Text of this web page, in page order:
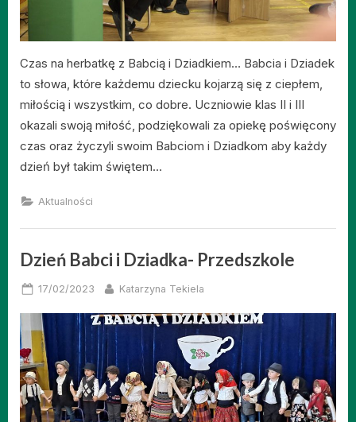
Czas na herbatkę z Babcią i Dziadkiem… Babcia i Dziadek
to słowa, które każdemu dziecku kojarzą się z ciepłem,
miłością i wszystkim, co dobre. Uczniowie klas II i III
okazali swoją miłość, podziękowali za opiekę poświęcony
czas oraz życzyli swoim Babciom i Dziadkom aby każdy
dzień był takim świętem…
Aktualności
Dzień Babci i Dziadka- Przedszkole
Posted
17/02/2023 By
Katarzyna Tekiela